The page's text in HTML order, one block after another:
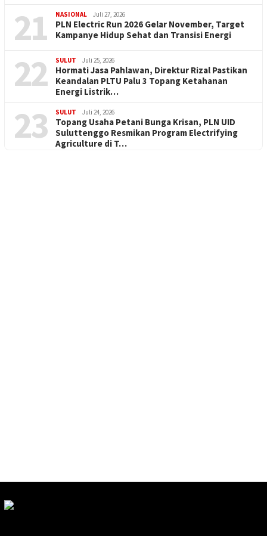
21 NASIONAL Juli 27, 2026
PLN Electric Run 2026 Gelar November, Target
Kampanye Hidup Sehat dan Transisi Energi
22 SULUT Juli 25, 2026
Hormati Jasa Pahlawan, Direktur Rizal Pastikan
Keandalan PLTU Palu 3 Topang Ketahanan
Energi Listrik…
23 SULUT Juli 24, 2026
Topang Usaha Petani Bunga Krisan, PLN UID
Suluttenggo Resmikan Program Electrifying
Agriculture di T…